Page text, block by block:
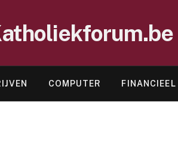
COMPUTER FINANCIEEL